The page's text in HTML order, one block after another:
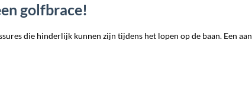
golfbrace!
die hinderlijk kunnen zijn tijdens het lopen op de baan. Een